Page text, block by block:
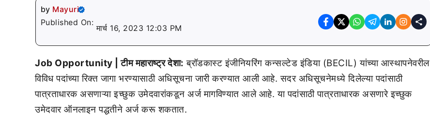
by Mayuri
Published On:
मार्च 16, 2023 12:03 PM
Job Opportunity | टीम महाराष्ट्र देशा: ब्रॉडकास्ट इंजीनियरिंग कन्सल्टेड इंडिया (BECIL) यांच्या आस्थापनेवरील
विविध पदांच्या रिक्त जागा भरण्यासाठी अधिसूचना जारी करण्यात आली आहे. सदर अधिसूचनेमध्ये दिलेल्या पदांसाठी
पात्रताधारक असणाऱ्या इच्छुक उमेदवारांकडून अर्ज मागविण्यात आले आहे. या पदांसाठी पात्रताधारक असणारे इच्छुक
उमेदवार ऑनलाइन पद्धतीने अर्ज करू शकतात.